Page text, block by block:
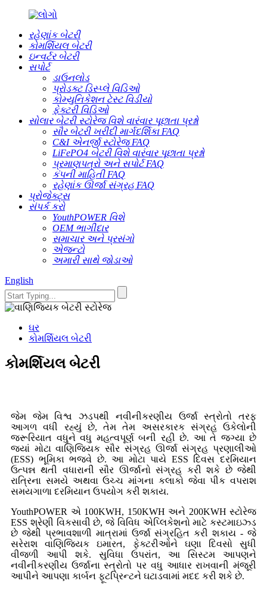
રહેણાંક બેટરી
કોમર્શિયલ બેટરી
ઇન્વર્ટર બેટરી
સપોર્ટ
ડાઉનલોડ
પ્રોડક્ટ ડિસ્પ્લે વિડિઓ
કોમ્યુનિકેશન ટેસ્ટ વિડીયો
ફેક્ટરી વિડિઓ
સોલાર બેટરી સ્ટોરેજ વિશે વારંવાર પૂછાતા પ્રશ્નો
સૌર બેટરી ખરીદી માર્ગદર્શિકા FAQ
C&I એનર્જી સ્ટોરેજ FAQ
LiFePO4 બેટરી વિશે વારંવાર પૂછાતા પ્રશ્નો
પ્રમાણપત્રો અને સપોર્ટ FAQ
કંપની માહિતી FAQ
રહેણાંક ઊર્જા સંગ્રહ FAQ
પ્રોજેક્ટ્સ
સંપર્ક કરો
YouthPOWER વિશે
OEM ભાગીદાર
સમાચાર અને પ્રસંગો
એજન્ટો
અમારી સાથે જોડાઓ
English
ઘર
કોમર્શિયલ બેટરી
કોમર્શિયલ બેટરી
જેમ જેમ વિશ્વ ઝડપથી નવીનીકરણીય ઉર્જા સ્ત્રોતો તરફ
આગળ વધી રહ્યું છે, તેમ તેમ અસરકારક સંગ્રહ ઉકેલોની
જરૂરિયાત વધુને વધુ મહત્વપૂર્ણ બની રહી છે. આ તે જગ્યા છે
જ્યાં મોટા વાણિજ્યિક સૌર સંગ્રહ ઊર્જા સંગ્રહ પ્રણાલીઓ
(ESS) ભૂમિકા ભજવે છે. આ મોટા પાયે ESS દિવસ દરમિયાન
ઉત્પન્ન થતી વધારાની સૌર ઊર્જાનો સંગ્રહ કરી શકે છે જેથી
રાત્રિના સમયે અથવા ઉચ્ચ માંગના કલાકો જેવા પીક વપરાશ
સમયગાળા દરમિયાન ઉપયોગ કરી શકાય.
YouthPOWER એ 100KWH, 150KWH અને 200KWH સ્ટોરેજ
ESS શ્રેણી વિકસાવી છે, જે વિવિધ એપ્લિકેશનો માટે કસ્ટમાઇઝ્ડ
છે જેથી પ્રભાવશાળી માત્રામાં ઉર્જા સંગ્રહિત કરી શકાય - જે
સરેરાશ વાણિજ્યિક ઇમારત, ફેક્ટરીઓને ઘણા દિવસો સુધી
વીજળી આપી શકે. સુવિધા ઉપરાંત, આ સિસ્ટમ આપણને
નવીનીકરણીય ઉર્જાના સ્ત્રોતો પર વધુ આધાર રાખવાની મંજૂરી
આપીને આપણા કાર્બન ફૂટપ્રિન્ટને ઘટાડવામાં મદદ કરી શકે છે.